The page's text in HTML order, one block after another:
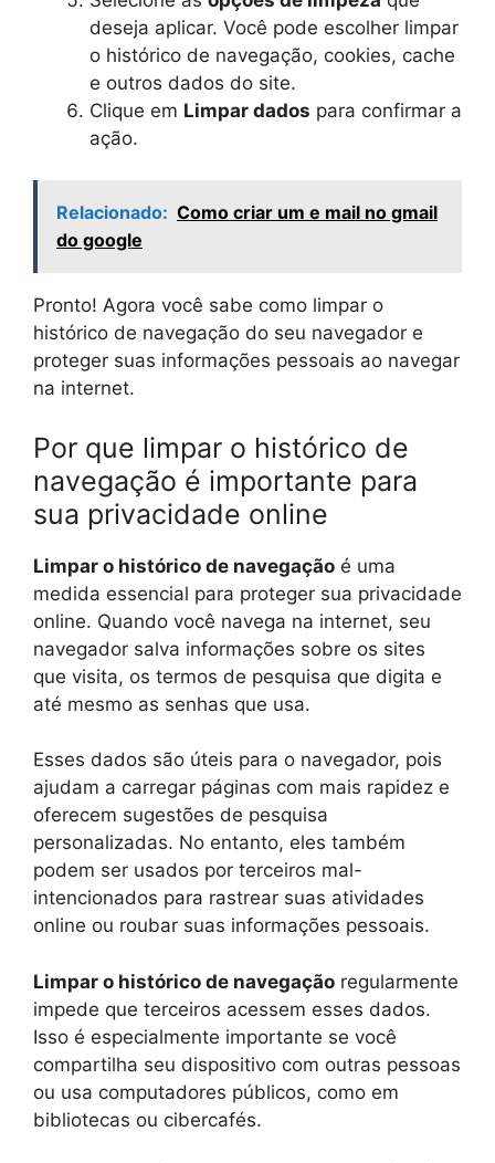
deseja aplicar. Você pode escolher limpar
o histórico de navegação, cookies, cache
e outros dados do site.
Clique em Limpar dados para confirmar a
ação.
Relacionado: Como criar um e mail no gmail
do google
Pronto! Agora você sabe como limpar o
histórico de navegação do seu navegador e
proteger suas informações pessoais ao navegar
na internet.
Por que limpar o histórico de
navegação é importante para
sua privacidade online
Limpar o histórico de navegação é uma
medida essencial para proteger sua privacidade
online. Quando você navega na internet, seu
navegador salva informações sobre os sites
que visita, os termos de pesquisa que digita e
até mesmo as senhas que usa.
Esses dados são úteis para o navegador, pois
ajudam a carregar páginas com mais rapidez e
oferecem sugestões de pesquisa
personalizadas. No entanto, eles também
podem ser usados por terceiros mal-
intencionados para rastrear suas atividades
online ou roubar suas informações pessoais.
Limpar o histórico de navegação regularmente
impede que terceiros acessem esses dados.
Isso é especialmente importante se você
compartilha seu dispositivo com outras pessoas
ou usa computadores públicos, como em
bibliotecas ou cibercafés.